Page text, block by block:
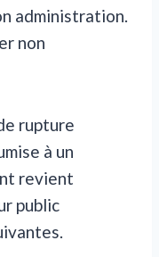
administration.
non
rupture
à un
revient
public